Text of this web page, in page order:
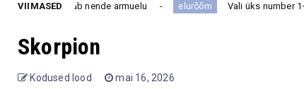
VIIMASED
nende armuelu elurõõm Vali üks number 1–16 ja saa
Skorpion
Kodused lood mai 16, 2026